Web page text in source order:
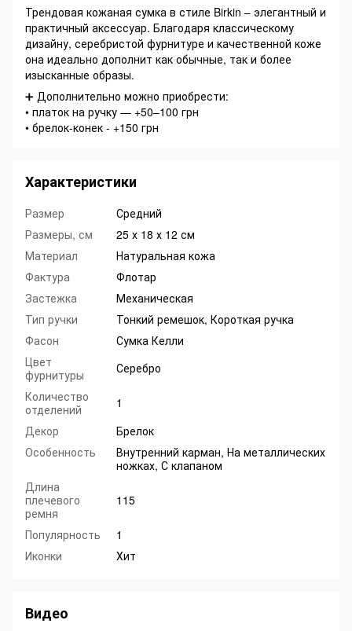
Трендовая кожаная сумка в стиле Birkin – элегантный и
практичный аксессуар. Благодаря классическому
дизайну, серебристой фурнитуре и качественной коже
она идеально дополнит как обычные, так и более
изысканные образы.
➕ Дополнительно можно приобрести:
• платок на ручку — +50–100 грн
• брелок-конек - +150 грн
Характеристики
Размер
Средний
Размеры, см
25 х 18 х 12 см
Материал
Натуральная кожа
Фактура
Флотар
Застежка
Механическая
Тип ручки
Тонкий ремешок, Короткая ручка
Фасон
Сумка Келли
Цвет
фурнитуры
Серебро
Количество
отделений
1
Декор
Брелок
Особенность
Внутренний карман, На металлических
ножках, С клапаном
Длина
плечевого
ремня
115
Популярность
1
Иконки
Хит
Видео